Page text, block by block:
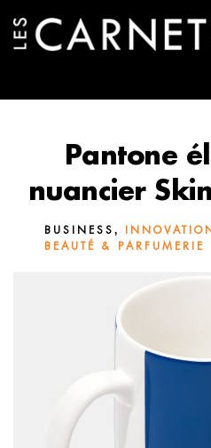
Pantone
nuancier
BUSINESS ,
BEAUTÉ & PARFUMERIE